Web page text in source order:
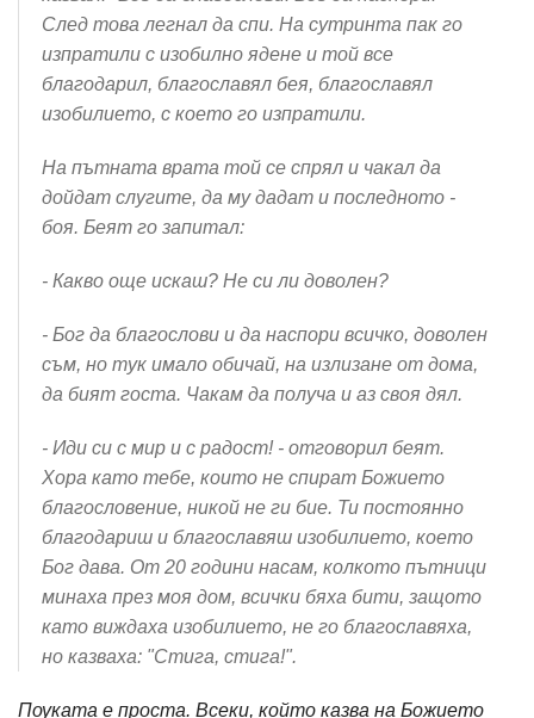
След това легнал да спи. На сутринта пак го
изпратили с изобилно ядене и той все
благодарил, благославял бея, благославял
изобилието, с което го изпратили.
На пътната врата той се спрял и чакал да
дойдат слугите, да му дадат и последното -
боя. Беят го запитал:
- Какво още искаш? Не си ли доволен?
- Бог да благослови и да наспори всичко, доволен
съм, но тук имало обичай, на излизане от дома,
да бият госта. Чакам да получа и аз своя дял.
- Иди си с мир и с радост! - отговорил беят.
Хора като тебе, които не спират Божието
благословение, никой не ги бие. Ти постоянно
благодариш и благославяш изобилието, което
Бог дава. От 20 години насам, колкото пътници
минаха през моя дом, всички бяха бити, защото
като виждаха изобилието, не го благославяха,
но казваха: "Стига, стига!".
Поуката е проста. Всеки, който казва на Божието